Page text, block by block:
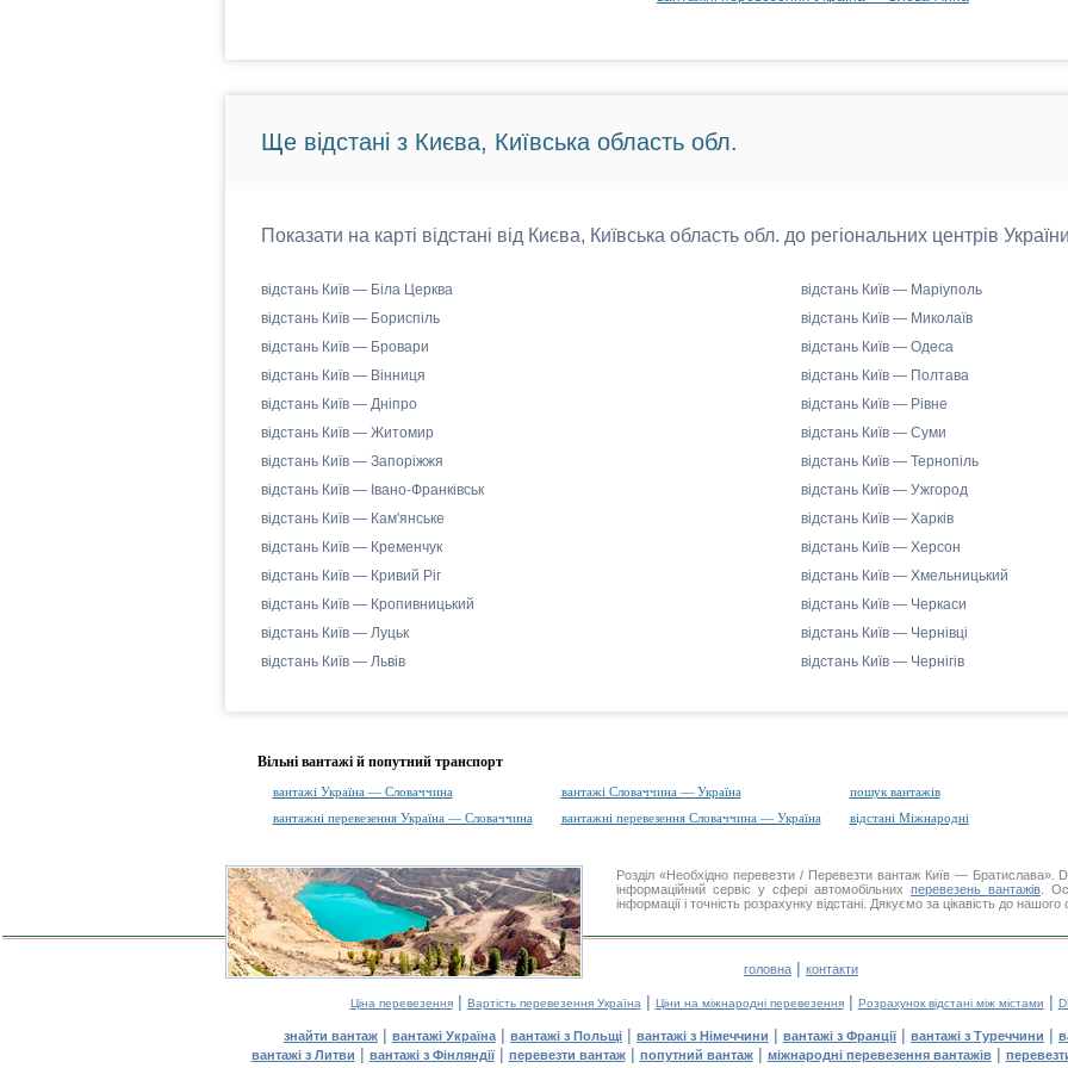
Ще відстані з Києва, Київська область обл.
Показати на карті відстані від Києва, Київська область обл. до регіональних центрів
відстань Київ — Біла Церква
відстань Київ — Бориспіль
відстань Київ — Бровари
відстань Київ — Вінниця
відстань Київ — Дніпро
відстань Київ — Житомир
відстань Київ — Запоріжжя
відстань Київ — Івано-Франківськ
відстань Київ — Кам'янське
відстань Київ — Кременчук
відстань Київ — Кривий Ріг
відстань Київ — Кропивницький
відстань Київ — Луцьк
відстань Київ — Львів
відстань Київ — Маріуполь
відстань Київ — Миколаїв
відстань Київ — Одеса
відстань Київ — Полтава
відстань Київ — Рівне
відстань Київ — Суми
відстань Київ — Тернопіль
відстань Київ — Ужгород
відстань Київ — Харків
відстань Київ — Херсон
відстань Київ — Хмельницький
відстань Київ — Черкаси
відстань Київ — Чернівці
відстань Київ — Чернігів
Вільні вантажі й попутний транспорт
вантажі Україна — Словаччина вантажі Словаччина — Україна
пошук вантажів
вантажні перевезення Україна — Словаччина
вантажні перевезення Словаччина — Україна відстані Міжнародні
Розділ «Необхідно перевезти / Перевезти вантаж Київ — Братислава».
інформаційний сервіс у сфері автомобільних перевезень вантажів .
інформації і точність розрахунку відстані. Дякуємо за цікавість до
головна | контакти
Ціна перевезення| Вартість перевезення Україна | Ціни на міжнародні перевезення| Розрахунок відстані між містами |
знайти вантаж | вантажі Україна | вантажі з Польщі | вантажі з Німеччини | вантажі з Франції| вантажі з Туреччини |
вантажі з Литви | вантажі з Фінляндії| перевезти вантаж| попутний вантаж| міжнародні перевезення вантажів|